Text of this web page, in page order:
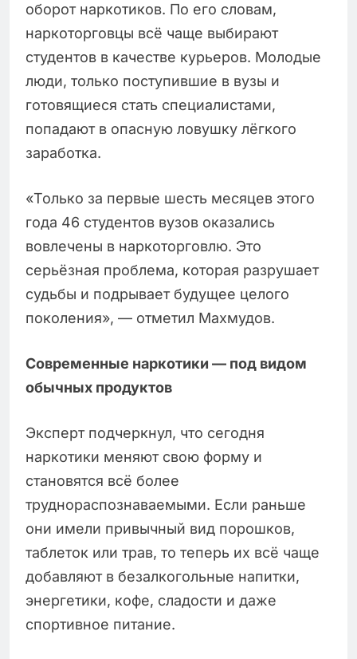
оборот наркотиков. По его словам,
наркоторговцы всё чаще выбирают
студентов в качестве курьеров. Молодые
люди, только поступившие в вузы и
готовящиеся стать специалистами,
попадают в опасную ловушку лёгкого
заработка.
«Только за первые шесть месяцев этого
года 46 студентов вузов оказались
вовлечены в наркоторговлю. Это
серьёзная проблема, которая разрушает
судьбы и подрывает будущее целого
поколения», — отметил Махмудов.
Современные наркотики — под видом
обычных продуктов
Эксперт подчеркнул, что сегодня
наркотики меняют свою форму и
становятся всё более
труднораспознаваемыми. Если раньше
они имели привычный вид порошков,
таблеток или трав, то теперь их всё чаще
добавляют в безалкогольные напитки,
энергетики, кофе, сладости и даже
спортивное питание.